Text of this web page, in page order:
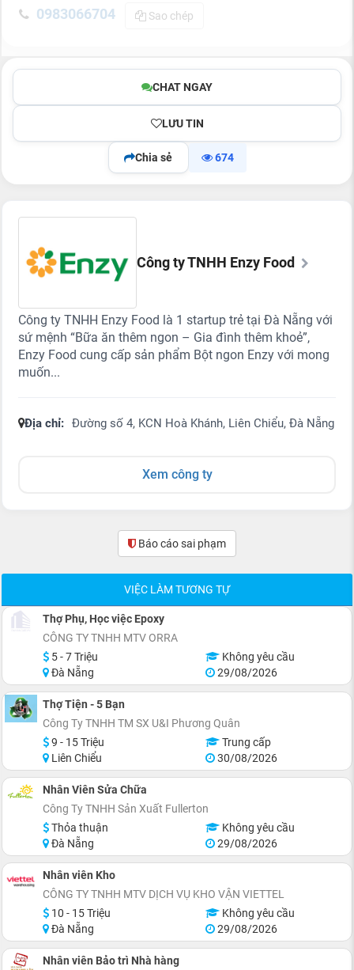
0983066704 Sao chép
CHAT NGAY
LƯU TIN
Chia sẻ 674
Công ty TNHH Enzy Food
Công ty TNHH Enzy Food là 1 startup trẻ tại Đà Nẵng với
sứ mệnh “Bữa ăn thêm ngon – Gia đình thêm khoẻ”,
Enzy Food cung cấp sản phẩm Bột ngon Enzy với mong
muốn...
Địa chỉ: Đường số 4, KCN Hoà Khánh, Liên Chiểu, Đà Nẵng
Xem công ty
Báo cáo sai phạm(0)
VIỆC LÀM TƯƠNG TỰ
Thợ Phụ, Học việc Epoxy
CÔNG TY TNHH MTV ORRA
5 - 7 Triệu
Không yêu cầu
Đà Nẵng
29/08/2026
Thợ Tiện - 5 Bạn
Công Ty TNHH TM SX U&I Phương Quân
9 - 15 Triệu
Trung cấp
Liên Chiểu
30/08/2026
Nhân Viên Sửa Chữa
Công Ty TNHH Sản Xuất Fullerton
Thỏa thuận
Không yêu cầu
Đà Nẵng
29/08/2026
Nhân viên Kho
CÔNG TY TNHH MTV DỊCH VỤ KHO VẬN VIETTEL
10 - 15 Triệu
Không yêu cầu
Đà Nẵng
29/08/2026
Nhân viên Bảo trì Nhà hàng